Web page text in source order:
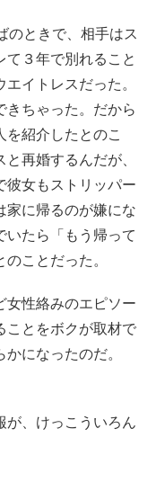
ときで、相手はス
て３年で別れること
イトレスだった。
きちゃった。だから
を紹介したとのこ
再婚するんだが、
彼女もストリッパー
家に帰るのが嫌にな
いたら「もう帰って
ことだった。
性絡みのエピソー
ことをボクが取材で
になったのだ。
、けっこういろん